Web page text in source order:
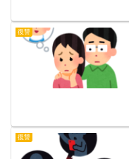
復讐
復讐